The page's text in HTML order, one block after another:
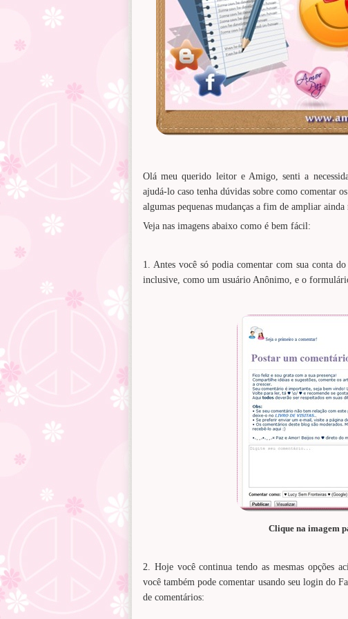
Olá meu querido leitor e Amigo, senti a
ajudá-lo caso tenha dúvidas sobre como comentar
algumas pequenas mudanças a fim de ampliar
Veja nas imagens abaixo como é bem fácil:
1. Antes você só podia comentar com sua conta
inclusive, como um usuário Anônimo, e o
Clique na imagem
2. Hoje você continua tendo as mesmas opções
você também pode comentar usando seu login do
de comentários: